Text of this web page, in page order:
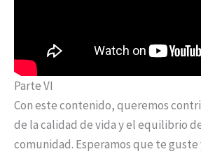
Parte VI
Con este contenido, queremos
de la calidad de vida y el equilibrio
comunidad. Esperamos que te guste